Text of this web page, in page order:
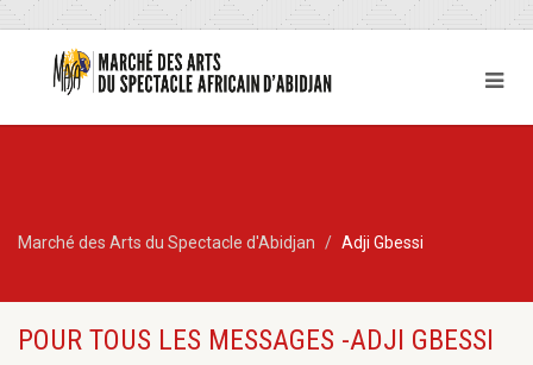
Marché des Arts du Spectacle d'Abidjan Adji Gbessi
POUR TOUS LES MESSAGES -ADJI GBESSI